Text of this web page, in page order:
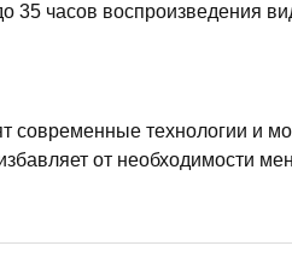
35 часов воспроизведения
технологии и
от необходимости